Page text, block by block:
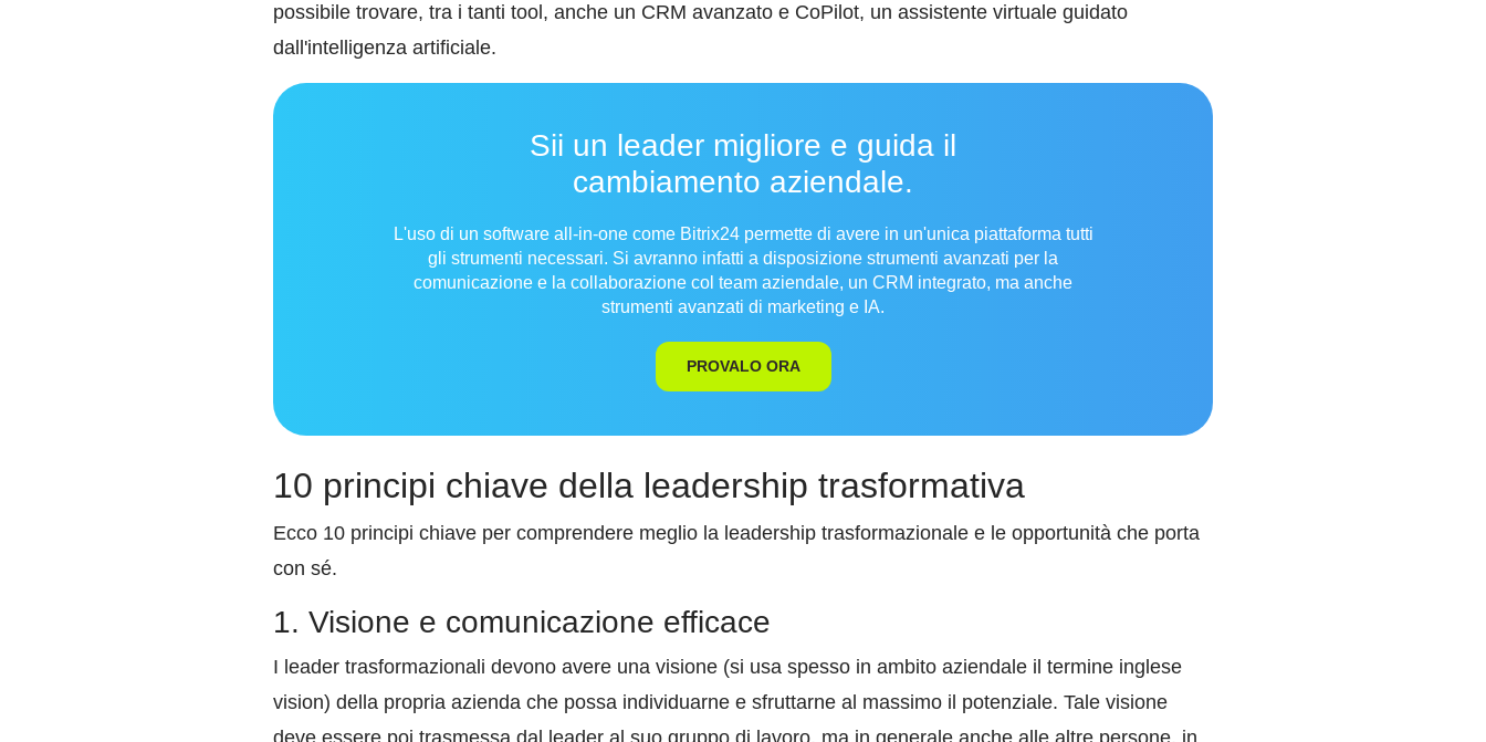
possibile trovare, tra i tanti tool, anche un CRM avanzato e CoPilot, un assistente virtuale guidato
dall'intelligenza artificiale.
Sii un leader migliore e guida il
cambiamento aziendale.
L'uso di un software all-in-one come Bitrix24 permette di avere in un'unica piattaforma tutti
gli strumenti necessari. Si avranno infatti a disposizione strumenti avanzati per la
comunicazione e la collaborazione col team aziendale, un CRM integrato, ma anche
strumenti avanzati di marketing e IA.
PROVALO ORA
10 principi chiave della leadership trasformativa
Ecco 10 principi chiave per comprendere meglio la leadership trasformazionale e le opportunità che porta
con sé.
1. Visione e comunicazione efficace
I leader trasformazionali devono avere una visione (si usa spesso in ambito aziendale il termine inglese
vision) della propria azienda che possa individuarne e sfruttarne al massimo il potenziale. Tale visione
deve essere poi trasmessa dal leader al suo gruppo di lavoro, ma in generale anche alle altre persone, in